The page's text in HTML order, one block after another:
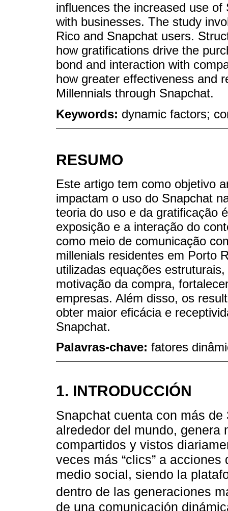
influences the increased use
with businesses. The study
Rico and Snapchat users.
how gratifications drive the
bond and interaction with
how greater effectiveness and
Millennials through Snapchat.
Keywords: dynamic factors;
RESUMO
Este artigo tem como objetivo
impactam o uso do Snapchat
teoria do uso e da gratificação
exposição e a interação do
como meio de comunicação
millenials residentes em Porto
utilizadas equações
motivação da compra,
empresas. Além disso, os
obter maior eficácia e
Snapchat.
Palavras-chave: fatores
1. INTRODUCCIÓN
Snapchat cuenta con más
alrededor del mundo,
compartidos y vistos
veces más “clics” a
medio social, siendo la
dentro de las generaciones
de una comunicación